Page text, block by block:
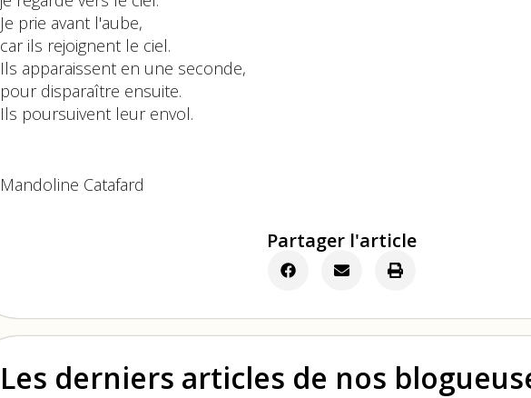
Je prie avant l'aube,
car ils rejoignent le ciel.
Ils apparaissent en une seconde,
pour disparaître ensuite.
Ils poursuivent leur envol.
Mandoline Catafard
Partager l'article
Les derniers articles de nos